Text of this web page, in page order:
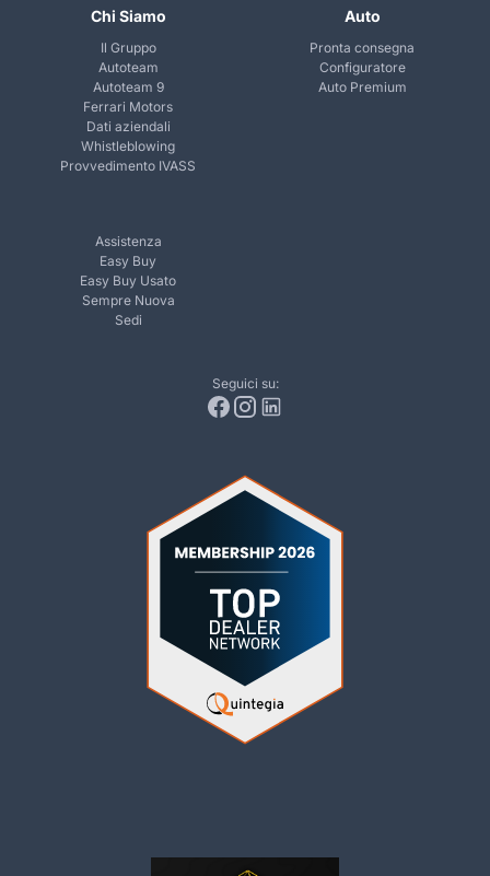
Chi Siamo
Il Gruppo
Autoteam
Autoteam 9
Ferrari Motors
Dati aziendali
Whistleblowing
Provvedimento IVASS
Auto
Pronta consegna
Configuratore
Auto Premium
Assistenza
Easy Buy
Easy Buy Usato
Sempre Nuova
Sedi
Seguici su: